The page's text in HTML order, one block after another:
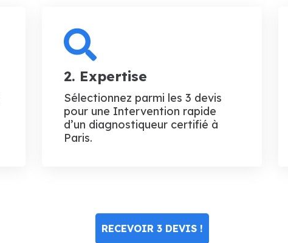
2. Expertise
Sélectionnez parmi les 3 devis
pour une Intervention rapide
d’un diagnostiqueur certifié à
Paris.
RECEVOIR 3 DEVIS !